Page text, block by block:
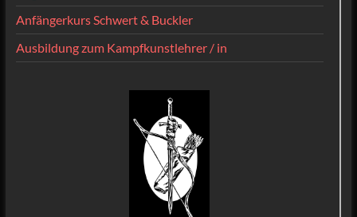
Anfängerkurs Schwert & Buckler
Ausbildung zum Kampfkunstlehrer / in